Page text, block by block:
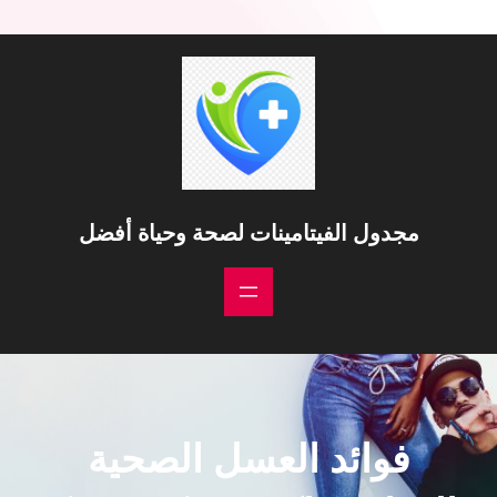
مجدول الفيتامينات لصحة وحياة أفضل
فوائد العسل الصحية